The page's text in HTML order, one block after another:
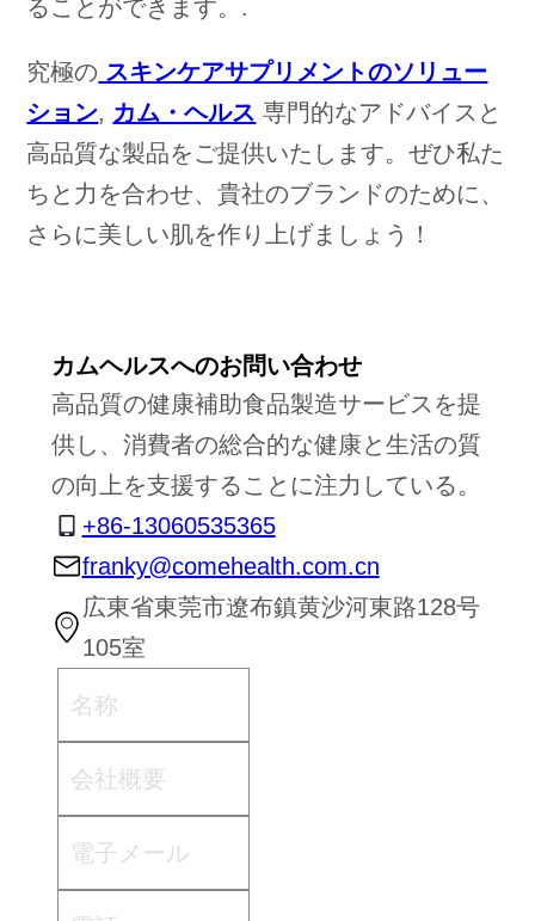
ることができます。.
究極の スキンケアサプリメントのソリュー
ション, カム・ヘルス 専門的なアドバイスと
高品質な製品をご提供いたします。ぜひ私た
ちと力を合わせ、貴社のブランドのために、
さらに美しい肌を作り上げましょう！
カムヘルスへのお問い合わせ
高品質の健康補助食品製造サービスを提
供し、消費者の総合的な健康と生活の質
の向上を支援することに注力している。
+86-13060535365
franky@comehealth.com.cn
広東省東莞市遼布鎮黄沙河東路128号
105室